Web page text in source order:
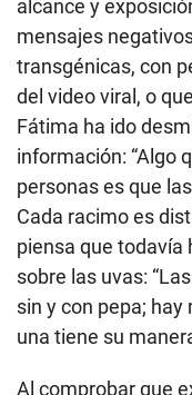
alcance y
mensajes
transgénicas, con
del video viral, o
Fátima ha ido
información: “Algo
personas es que
Cada racimo es
piensa que
sobre las uvas:
sin y con pepa;
una tiene su
Al comprobar que